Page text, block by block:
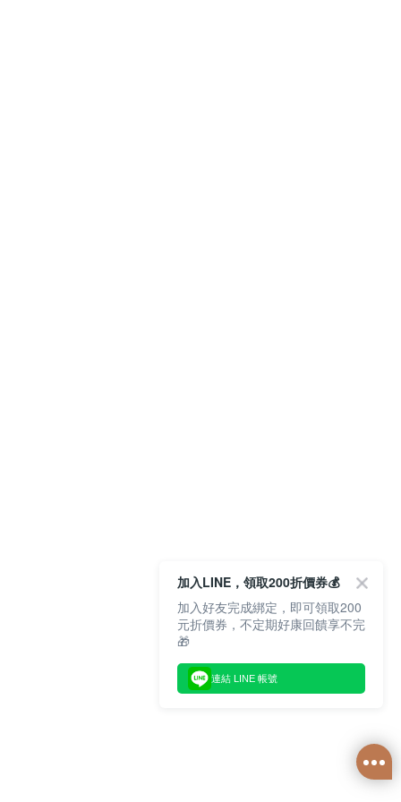
加入LINE，領取200折價券💰
加入好友完成綁定，即可領取200
元折價券，不定期好康回饋享不完
🎁
連結 LINE 帳號